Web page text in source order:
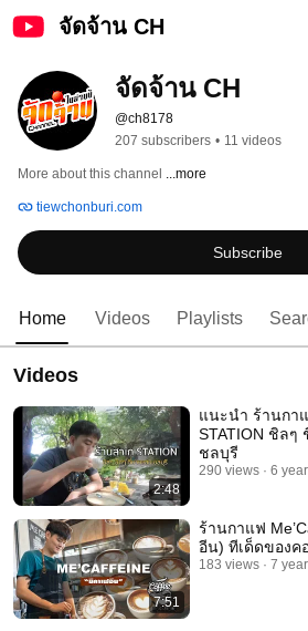
จัดจ้าน CH
จัดจ้าน CH
@ch8178
207 subscribers • 11 videos
More about this channel ...more
tiewchonburi.com
Subscribe
Home Videos Playlists
Videos
2:48
แนะนำ ร้านกา
STATION ชิลๆ
ชลบุรี
290 views 6
7:51
ร้านกาแฟ
อีน) ทีเด็ดของค
183 views 7